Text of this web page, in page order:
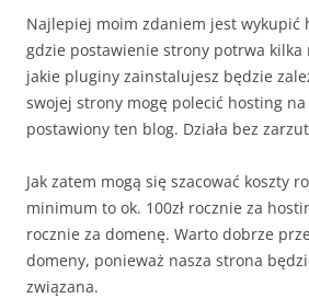
Najlepiej moim zdaniem jest wykupić
gdzie postawienie strony potrwa
jakie pluginy zainstalujesz będzie
swojej strony mogę polecić hosting na
postawiony ten blog. Działa bez
Jak zatem mogą się szacować koszty
minimum to ok. 100zł rocznie za
rocznie za domenę. Warto dobrze
domeny, ponieważ nasza strona
związana.